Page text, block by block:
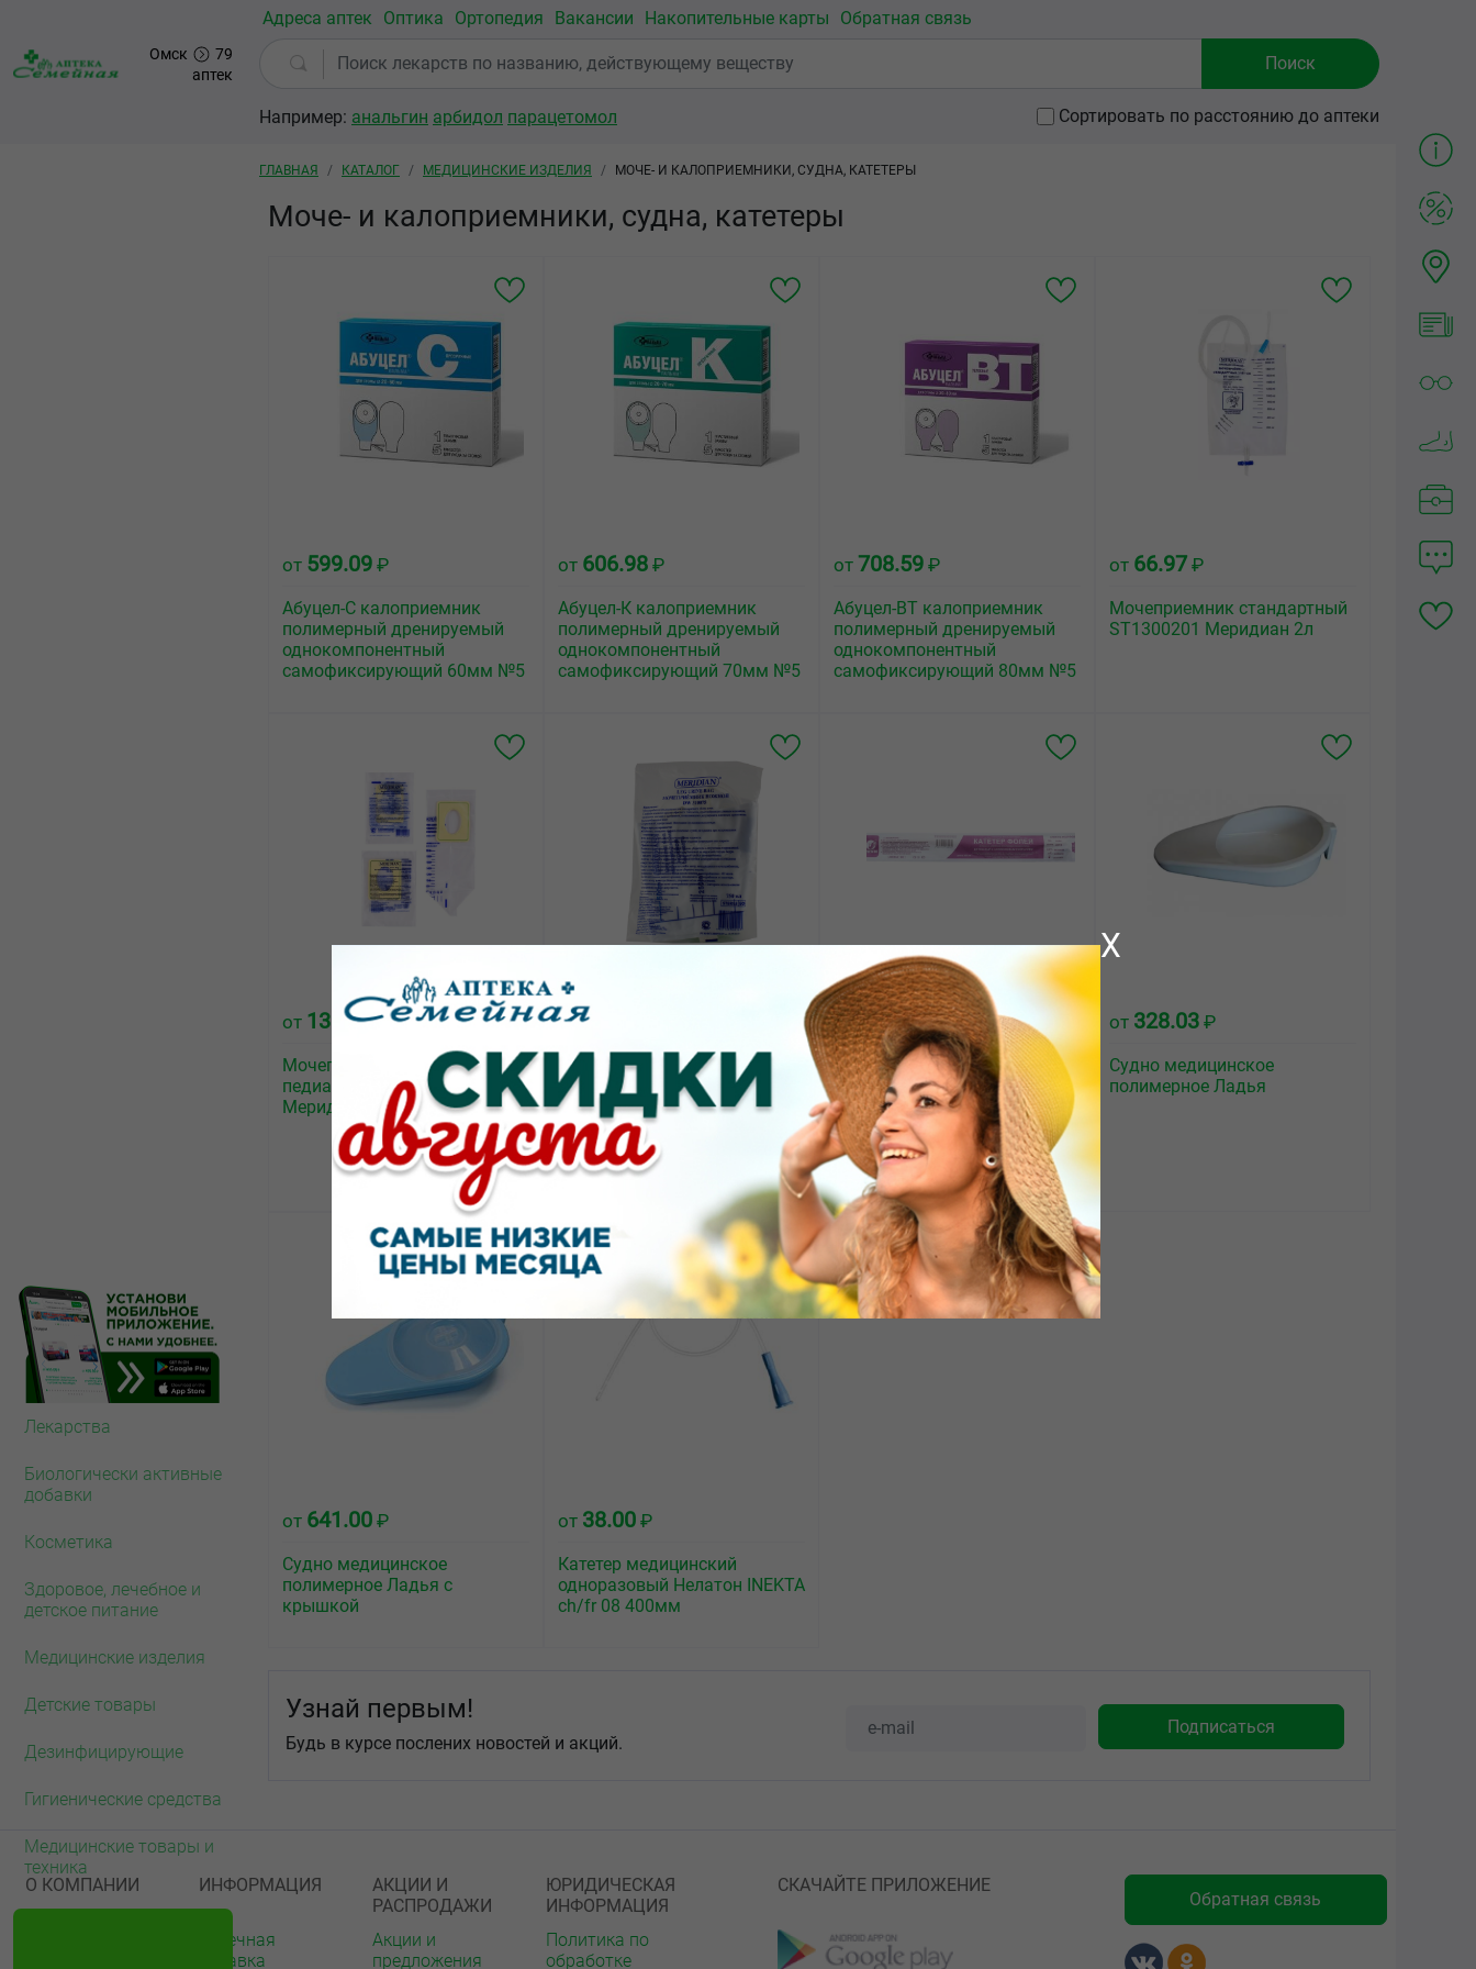
Перейти к основному содержанию
Омск
79
аптек
Адреса аптек Оптика Ортопедия Вакансии Накопительные карты Обратная связь
Например: анальгин арбидол парацетомол Сортировать по расстоянию до аптеки
Лекарства
Биологически активные
добавки
Косметика
Здоровое, лечебное и
детское питание
Медицинские изделия
Детские товары
Дезинфицирующие
Гигиенические средства
Медицинские товары и
техника
Строка навигации
ГЛАВНАЯ КАТАЛОГ МЕДИЦИНСКИЕ ИЗДЕЛИЯ МОЧЕ- И КАЛОПРИЕМНИКИ, СУДНА, КАТЕТЕРЫ
Моче- и калоприемники, судна, катетеры
от 599.09 ₽
Абуцел-С калоприемник
полимерный дренируемый
однокомпонентный
самофиксирующий 60мм №5
от 606.98 ₽
Абуцел-К калоприемник
полимерный дренируемый
однокомпонентный
самофиксирующий 70мм №5
от 708.59 ₽
Абуцел-ВТ калоприемник
полимерный дренируемый
однокомпонентный
самофиксирующий 80мм №5
от 66.97 ₽
Мочеприемник стандартный
ST1300201 Меридиан 2л
от 13.00₽
Мочеприемник
педиатрический PD2100
Меридиан 100мл
от86.28
Мочеприемник ножной
DW310075 Меридиан 750мл
от1000.00₽
Катетер Фолея Inekta 2-х
ходовый однократного
применения латексный с
силиконовым покрытием
CH/FR 24 ML30 длина 400мм
№10
от 328.03 ₽
Судно медицинское
полимерное Ладья
от 641.00 ₽
Судно медицинское
полимерное Ладья с
крышкой
от 38.00 ₽
Катетер медицинский
одноразовый Нелатон INEKTA
ch/fr 08 400мм
Узнай первым!
Будь в курсе послених новостей и акций.
X
О КОМПАНИИ ИНФОРМАЦИЯ
Аптечная
справка
АКЦИИ И
РАСПРОДАЖИ
Акции и
предложения
ЮРИДИЧЕСКАЯ
ИНФОРМАЦИЯ
Политика по
обработке
СКАЧАЙТЕ ПРИЛОЖЕНИЕ
Обратная связь